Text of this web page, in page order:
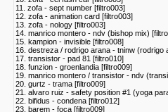
11. zofa - sept number [filtro003]
12. zofa - animation card [filtro003]
13. zofa - nology [filtro003]
14. manrico montero - ndv (bishop mix)
15. kampion - invisible [filtro008]
16. destreza / rodrigo arana - tninw (rodrigo
17. transistor - pad 81 [filtro010]
18. funzion - groenlandia [filtro009]
19. manrico montero / transistor - ndv
20. gurtz - trama [filtro009]
21. alvaro ruiz - safety position #1 (yoga
22. bifidus - condena [filtro012]
23. barem - foca [filtro009]